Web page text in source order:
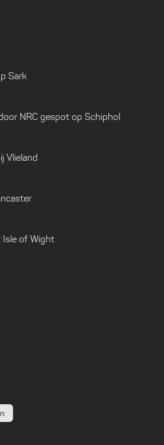
Sark
NRC gespot op Schiphol
Vlieland
Isle of Wight